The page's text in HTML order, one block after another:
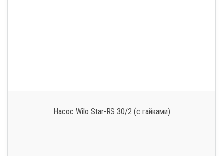
Насос Wilo Star-RS 30/2 (с гайками)